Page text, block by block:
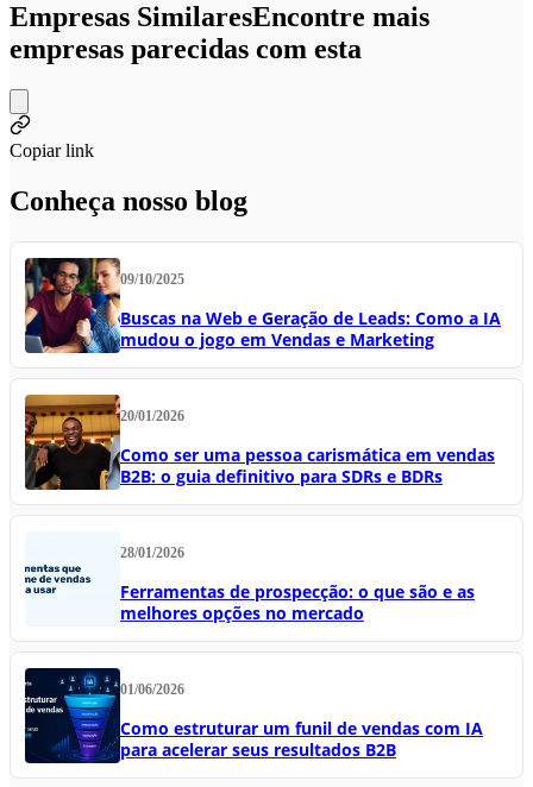
Empresas SimilaresEncontre mais
empresas parecidas com esta
Copiar link
Conheça nosso blog
09/10/2025
Buscas na Web e Geração de Leads: Como a IA
mudou o jogo em Vendas e Marketing
20/01/2026
Como ser uma pessoa carismática em vendas
B2B: o guia definitivo para SDRs e BDRs
28/01/2026
Ferramentas de prospecção: o que são e as
melhores opções no mercado
01/06/2026
Como estruturar um funil de vendas com IA
para acelerar seus resultados B2B